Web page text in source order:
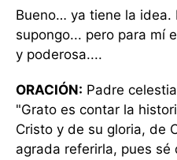
Bueno… ya tiene la idea.
supongo... pero para mí
y poderosa....
ORACIÓN: Padre
"Grato es contar la
Cristo y de su gloria, de
agrada referirla, pues sé